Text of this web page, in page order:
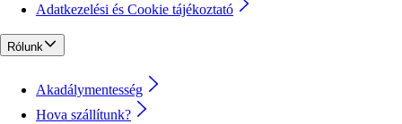
Adatkezelési és Cookie tájékoztató
Rólunk
Akadálymentesség
Hova szállítunk?